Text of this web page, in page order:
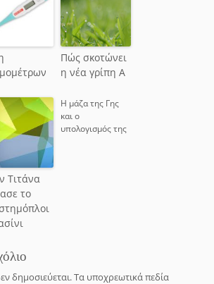
Πώς σκοτώνει
η νέα γρίπη Α
Τιτάνα
το
Η μάζα της Γης
και ο
υπολογισμός της
δημοσιεύεται.Τα υποχρεωτικά πεδία